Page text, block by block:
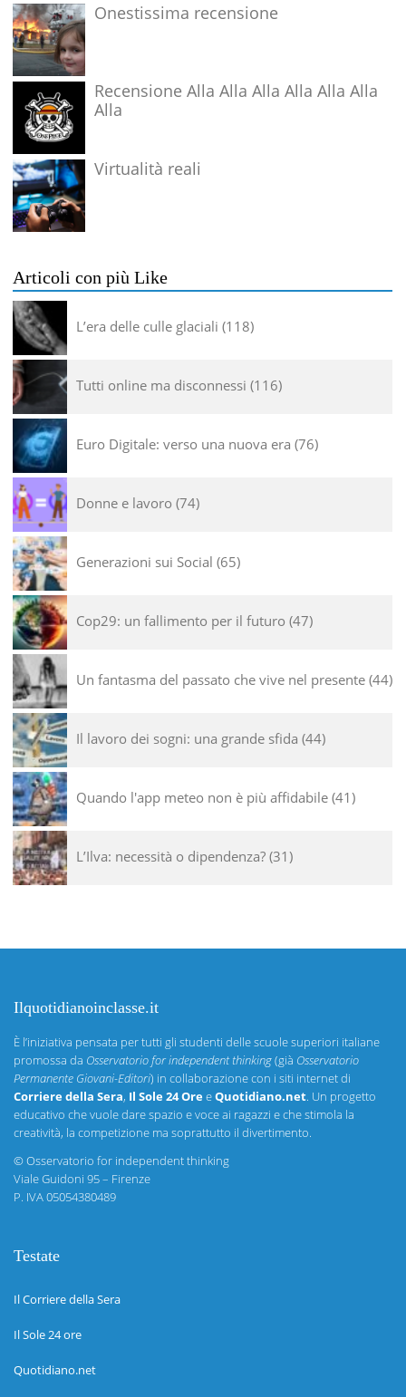
Onestissima recensione
Recensione Alla Alla Alla Alla Alla Alla
Alla
Virtualità reali
Articoli con più Like
L’era delle culle glaciali 118
Tutti online ma disconnessi 116
Euro Digitale: verso una nuova era 76
Donne e lavoro 74
Generazioni sui Social 65
Cop29: un fallimento per il futuro 47
Un fantasma del passato che vive nel presente 44
Il lavoro dei sogni: una grande sfida 44
Quando l'app meteo non è più affidabile 41
L’Ilva: necessità o dipendenza? 31
Ilquotidianoinclasse.it
È l’iniziativa pensata per tutti gli studenti delle scuole superiori italiane
promossa da Osservatorio for independent thinking(già Osservatorio
Permanente Giovani-Editori) in collaborazione con i siti internet di
Corriere della Sera, Il Sole 24 OreeQuotidiano.net. Un progetto
educativo che vuole dare spazio e voce ai ragazzi e che stimola la
creatività, la competizione ma soprattutto il divertimento.
©Osservatorio for independent thinking
Viale Guidoni 95 – Firenze
P. IVA 05054380489
Testate
Il Corriere della Sera
Il Sole 24 ore
Quotidiano.net